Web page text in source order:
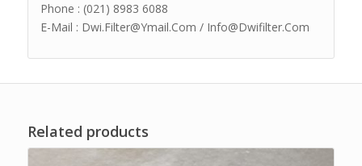
Phone : (021) 8983 6088
E-Mail : Dwi.Filter@Ymail.Com / Info@Dwifilter.Com
Related products